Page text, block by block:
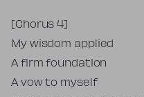
[Chorus 4]
My wisdom applied
A firm foundation
A vow to myself